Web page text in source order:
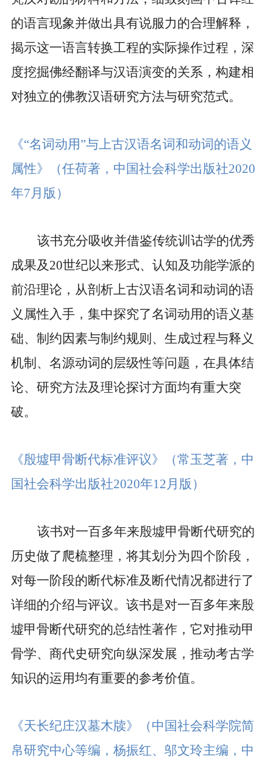
的语言现象并做出具有说服力的合理解释，
揭示这一语言转换工程的实际操作过程，深
度挖掘佛经翻译与汉语演变的关系，构建相
对独立的佛教汉语研究方法与研究范式。
《“名词动用”与上古汉语名词和动词的语义
属性》
（任荷著，中国社会科学出版社2020
年7月版）
该书充分吸收并借鉴传统训诂学的优秀
成果及 20世纪以来形式、认知及功能学派的
前沿理论，从剖析上古汉语名词和动词的语
义属性入手，集中探究了名词动用的语义基
础、制约因素与制约规则、生成过程与释义
机制、名源动词的层级性等问题，在具体结
论、研究方法及理论探讨方面均有重大突
破。
《殷墟甲骨断代标准评议》
（常玉芝著，中
国社会科学出版社2020年12月版）
该书对一百多年来殷墟甲骨断代研究的
历史做了爬梳整理，将其划分为四个阶段，
对每一阶段的断代标准及断代情况都进行了
详细的介绍与评议。该书是对一百多年来殷
墟甲骨断代研究的总结性著作，它对推动甲
骨学、商代史研究向纵深发展，推动考古学
知识的运用均有重要的参考价值。
《天长纪庄汉墓木牍》
（中国社会科学院简
帛研究中心等编，杨振红、邬文玲主编，中